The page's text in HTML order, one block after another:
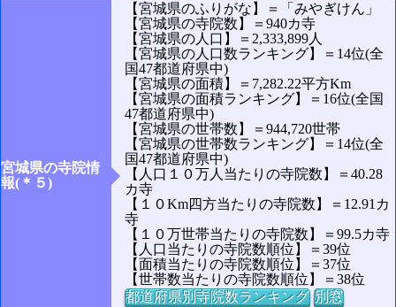
宮城県の寺院情
報(＊５)
【宮城県のふりがな】＝「みやぎけん」
【宮城県の寺院数】＝940カ寺
【宮城県の人口】＝2,333,899人
【宮城県の人口数ランキング】＝14位(全
国47都道府県中)
【宮城県の面積】＝7,282.22平方Km
【宮城県の面積ランキング】＝16位(全国
47都道府県中)
【宮城県の世帯数】＝944,720世帯
【宮城県の世帯数ランキング】＝14位(全
国47都道府県中)
【人口１０万人当たりの寺院数】＝40.28
カ寺
【１０Km四方当たりの寺院数】＝12.91カ
寺
【１０万世帯当たりの寺院数】＝99.5カ寺
【人口当たりの寺院数順位】＝39位
【面積当たりの寺院数順位】＝37位
【世帯数当たりの寺院数順位】＝38位
都道府県別寺院数ランキング 別窓